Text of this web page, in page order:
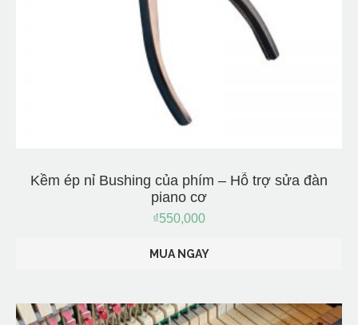
Kềm ép nỉ Bushing của phím – Hỗ trợ sửa đàn
piano cơ
₫550,000
MUA NGAY